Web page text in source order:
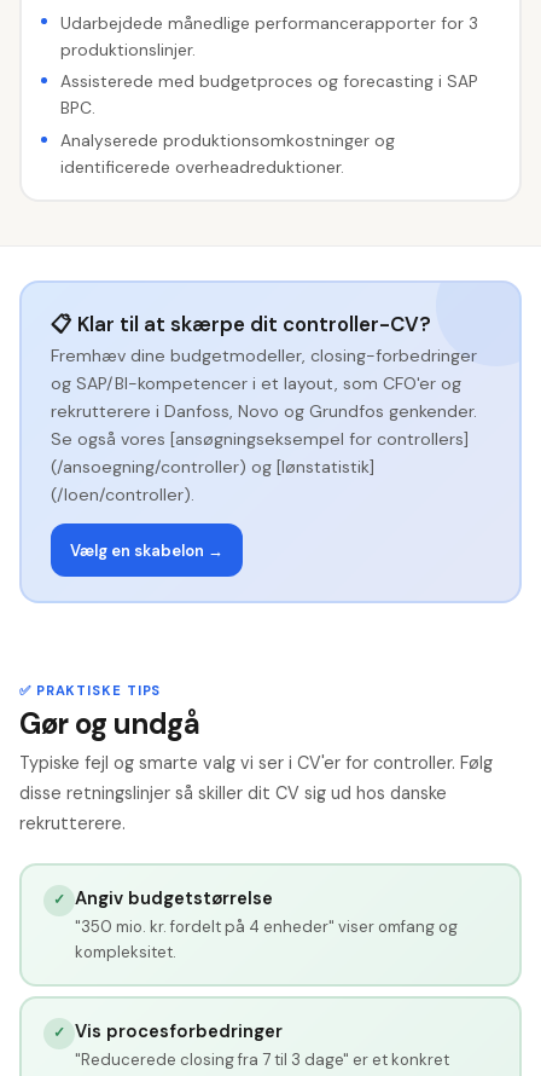
Udarbejdede månedlige performancerapporter for 3
produktionslinjer.
Assisterede med budgetproces og forecasting i SAP
BPC.
Analyserede produktionsomkostninger og
identificerede overheadreduktioner.
📋 Klar til at skærpe dit controller-CV?
Fremhæv dine budgetmodeller, closing-forbedringer
og SAP/BI-kompetencer i et layout, som CFO'er og
rekrutterere i Danfoss, Novo og Grundfos genkender.
Se også vores [ansøgningseksempel for controllers]
(/ansoegning/controller) og [lønstatistik]
(/loen/controller).
Vælg en skabelon →
✅ PRAKTISKE TIPS
Gør og undgå
Typiske fejl og smarte valg vi ser i CV'er for controller. Følg
disse retningslinjer så skiller dit CV sig ud hos danske
rekrutterere.
✓ Angiv budgetstørrelse
"350 mio. kr. fordelt på 4 enheder" viser omfang og
kompleksitet.
✓ Vis procesforbedringer
"Reducerede closing fra 7 til 3 dage" er et konkret